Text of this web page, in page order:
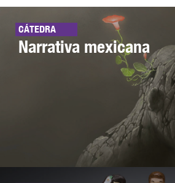
CÁTEDRA
Narrativa mexicana